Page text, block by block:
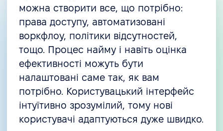
можна створити все, що потрібно:
права доступу, автоматизовані
воркфлоу, політики відсутностей,
тощо. Процес найму і навіть оцінка
ефективності можуть бути
налаштовані саме так, як вам
потрібно. Користувацький інтерфейс
інтуїтивно зрозумілий, тому нові
користувачі адаптуються дуже швидко.